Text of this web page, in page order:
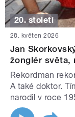
20. století
28. květen 2026
Jan
žonglér světa,
Rekordman
A také doktor.
narodil v roce